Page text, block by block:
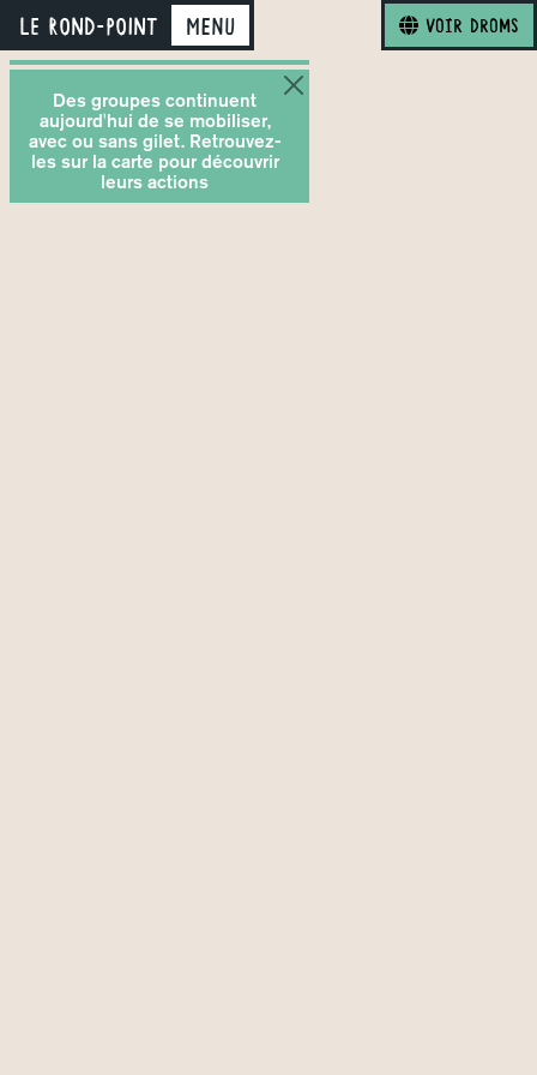
LE ROND-POINT Menu Voir Droms
Des groupes continuent
aujourd'hui de se mobiliser,
avec ou sans gilet. Retrouvez-
les sur la carte pour découvrir
leurs actions